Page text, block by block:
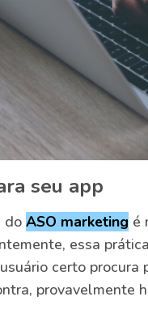
seu app
do ASO marketing é
essa
certo
provavelmente